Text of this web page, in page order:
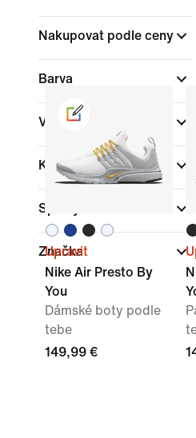
Nakupovat podle ceny
Barva
Výška boty
Kolekce
Sporty
Značka
Upravit
Nike Air Presto By
You
Dámské boty podle
tebe
149,99 €